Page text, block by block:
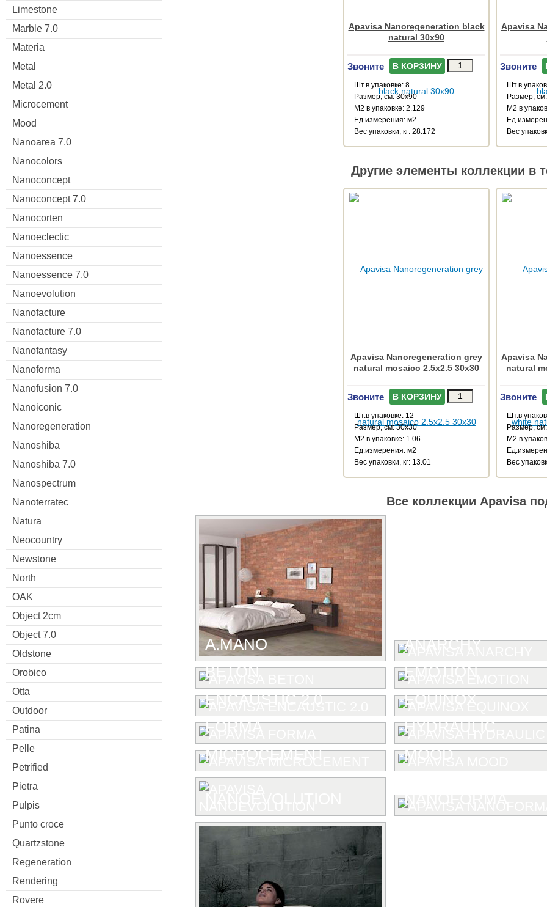
Limestone
Marble 7.0
Materia
Metal
Metal 2.0
Microcement
Mood
Nanoarea 7.0
Nanocolors
Nanoconcept
Nanoconcept 7.0
Nanocorten
Nanoeclectic
Nanoessence
Nanoessence 7.0
Nanoevolution
Nanofacture
Nanofacture 7.0
Nanofantasy
Nanoforma
Nanofusion 7.0
Nanoiconic
Nanoregeneration
Nanoshiba
Nanoshiba 7.0
Nanospectrum
Nanoterratec
Natura
Neocountry
Newstone
North
OAK
Object 2cm
Object 7.0
Oldstone
Orobico
Otta
Outdoor
Patina
Pelle
Petrified
Pietra
Pulpis
Punto croce
Quartzstone
Regeneration
Rendering
Rovere
Apavisa Nanoregeneration black
natural 30x90
Звоните В КОРЗИНУ
Шт.в упаковке: 8
Размер, см: 30x90
М2 в упаковке: 2.129
Ед.измерения: м2
Веc упаковки, кг: 28.172
Apavisa
Звоните
Шт.в
Размер,
М2 в
Веc
Другие элементы коллекции в
Apavisa Nanoregeneration grey
natural mosaico 2.5x2.5 30x30
Звоните В КОРЗИНУ
Шт.в упаковке: 12
Размер, см: 30x30
М2 в упаковке: 1.06
Ед.измерения: м2
Веc упаковки, кг: 13.01
Apavisa
natural
Звоните
Шт.в
Размер,
М2 в
Веc
Все коллекции Apavisa
A.MANO ANARCHY
BETON
EMOTION
ENCAUSTIC 2.0
EQUINOX
FORMA
HYDRAULIC
MICROCEMENT
MOOD
NANOFORMA